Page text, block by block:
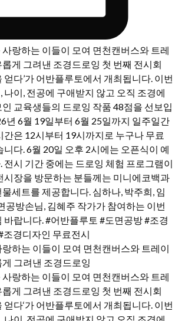
하는 이들이 모여 면천캔버스와 트레이
그려낸 조경드로잉